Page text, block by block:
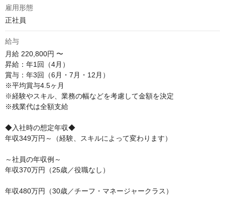
雇用形態
正社員
給与
月給 220,800円 〜
昇給：年1回（4月）
賞与：年3回（6月・7月・12月）
※平均賞与4.5ヶ月
※経験やスキル、業務の幅などを考慮して金額を決定
※残業代は全額支給
◆入社時の想定年収◆
年収349万円～（経験、スキルによって変わります）
～社員の年収例～
年収370万円（25歳／役職なし）
年収480万円（30歳／チーフ・マネージャークラス）